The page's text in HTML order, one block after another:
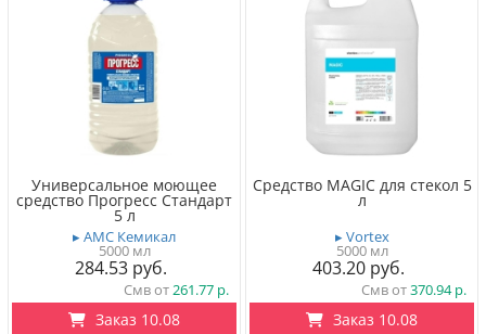
Универсальное моющее
средство Прогресс Стандарт
5 л
▸ АМС Кемикал
5000 мл
284.53
Смв от261.77
Заказ 10.08
Средство MAGIC для cтекол 5
л
▸ Vortex
5000 мл
403.20
Смв от370.94
Заказ 10.08